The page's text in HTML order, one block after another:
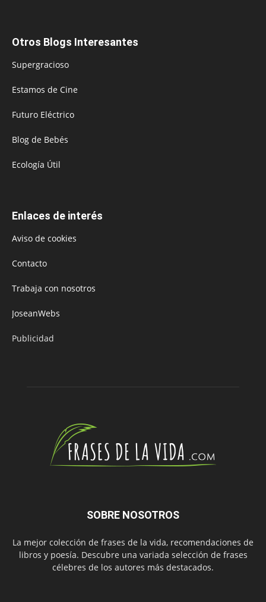
Otros Blogs Interesantes
Supergracioso
Estamos de Cine
Futuro Eléctrico
Blog de Bebés
Ecología Útil
Enlaces de interés
Aviso de cookies
Contacto
Trabaja con nosotros
JoseanWebs
Publicidad
SOBRE NOSOTROS
La mejor colección de frases de la vida, recomendaciones de
libros y poesía. Descubre una variada selección de frases
célebres de los autores más destacados.